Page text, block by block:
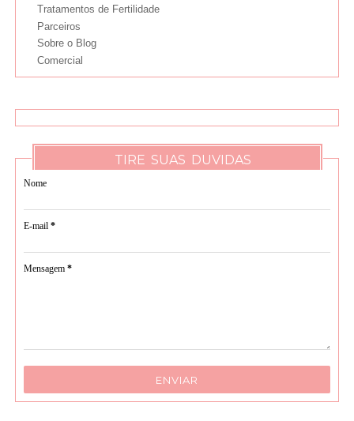
Tratamentos de Fertilidade
Parceiros
Sobre o Blog
Comercial
TIRE SUAS DUVIDAS
Nome
E-mail*
Mensagem*